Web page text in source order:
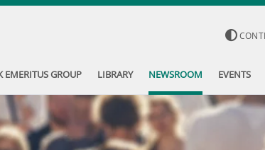
EMERITUS GROUP LIBRARY NEWSROOM EVENTS